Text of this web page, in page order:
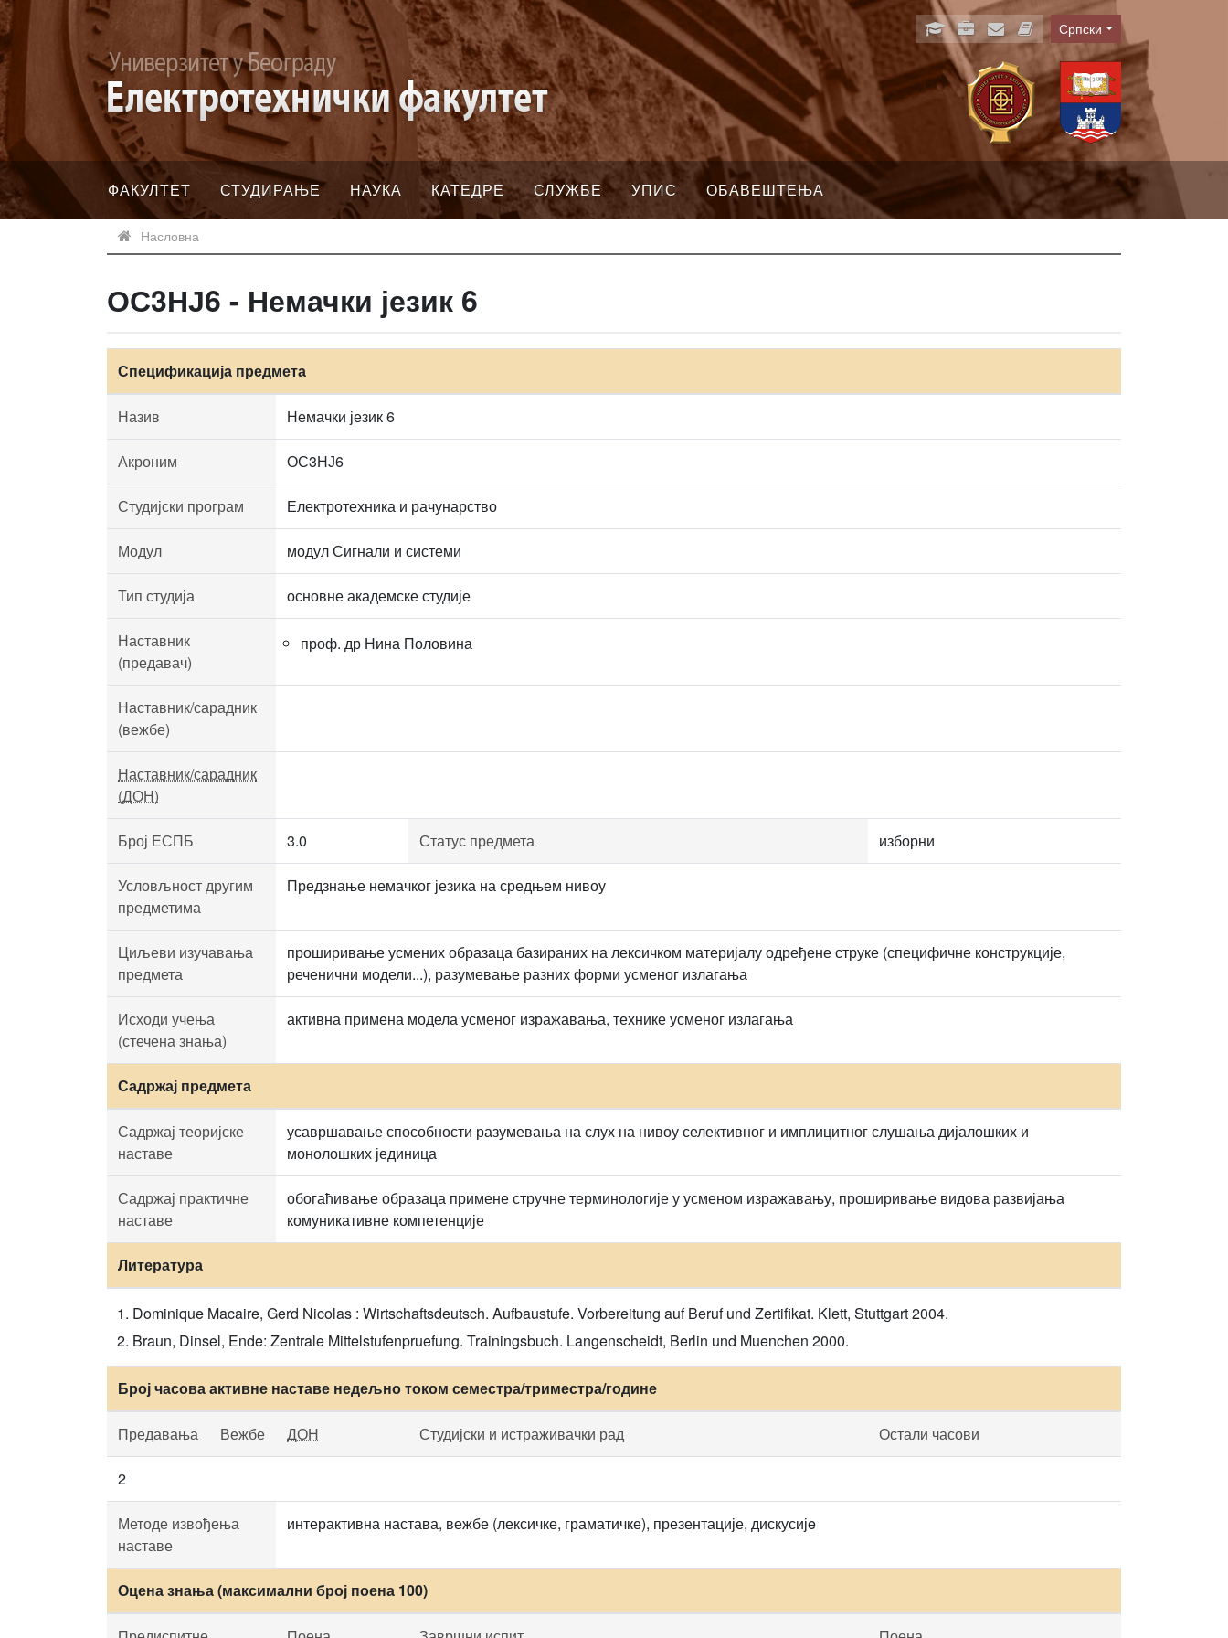
Language
Српски
ФАКУЛТЕТ СТУДИРАЊЕ НАУКА КАТЕДРЕ СЛУЖБЕ УПИС ОБАВЕШТЕЊА
Насловна
ОС3НЈ6 - Немачки језик 6
Спецификација предмета
Назив Немачки језик 6
Акроним ОС3НЈ6
Студијски програм Електротехника и рачунарство
Модул модул Сигнали и системи
Тип студија основне академске студије
Наставник
(предавач)
проф. др Нина Половина
Наставник/сарадник
(вежбе)
Наставник/сарадник
(ДОН)
Број ЕСПБ 3.0 Статус предмета изборни
Условљност другим
предметима
Предзнање немачког језика на средњем нивоу
Циљеви изучавања
предмета
проширивање усмених образаца базираних на лексичком материјалу одређене струке (специфичне конструкције,
реченични модели...), разумевање разних форми усменог излагања
Исходи учења
(стечена знања)
активна примена модела усменог изражавања, технике усменог излагања
Садржај предмета
Садржај теоријске
наставе
усавршавање способности разумевања на слух на нивоу селективног и имплицитног слушања дијалошких и
монолошких јединица
Садржај практичне
наставе
обогаћивање образаца примене стручне терминологије у усменом изражавању, проширивање видова развијања
комуникативне компетенције
Литература
Dominique Macaire, Gerd Nicolas : Wirtschaftsdeutsch. Aufbaustufe. Vorbereitung auf Beruf und Zertifikat. Klett, Stuttgart 2004.
Braun, Dinsel, Ende: Zentrale Mittelstufenpruefung. Trainingsbuch. Langenscheidt, Berlin und Muenchen 2000.
Број часова активне наставе недељно током семестра/триместра/године
Предавања Вежбе ДОН Студијски и истраживачки рад Остали часови
2
Методе извођења
наставе
интерактивна настава, вежбе (лексичке, граматичке), презентације, дискусијe
Оцена знања (максимални број поена 100)